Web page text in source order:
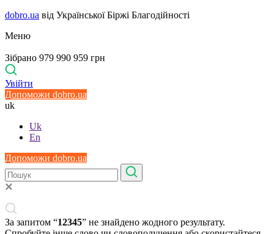
dobro.ua від Української Біржі Благодійності
Меню
Зібрано 979 990 959 грн
Увійти
Допоможи dobro.ua
uk
Uk
En
Допоможи dobro.ua
За запитом “12345” не знайдено жодного результату.